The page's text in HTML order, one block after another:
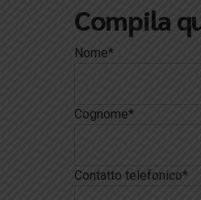
Compila
Nome*
Cognome*
Contatto telefonico*